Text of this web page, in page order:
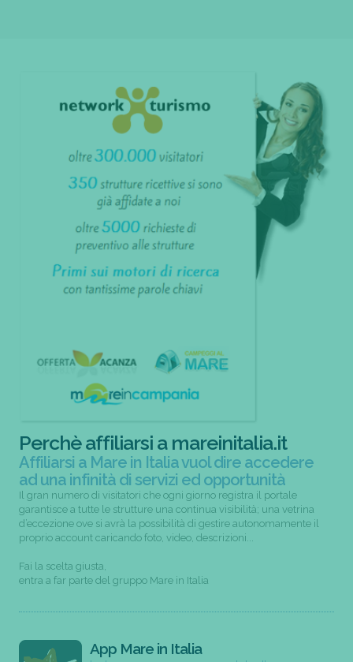
Perchè affiliarsi a mareinitalia.it
Affiliarsi a Mare in Italia vuol dire accedere
ad una infinità di servizi ed opportunità
Il gran numero di visitatori che ogni giorno registra il portale
garantisce a tutte le strutture una continua visibilità; una vetrina
d’eccezione ove si avrà la possibilità di gestire autonomamente il
proprio account caricando foto, video, descrizioni...
Fai la scelta giusta,
entra a far parte del gruppo Mare in Italia
App Mare in Italia